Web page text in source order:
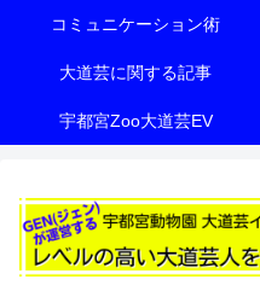
コミュニケーション術
大道芸に関する記事
宇都宮Zoo大道芸EV